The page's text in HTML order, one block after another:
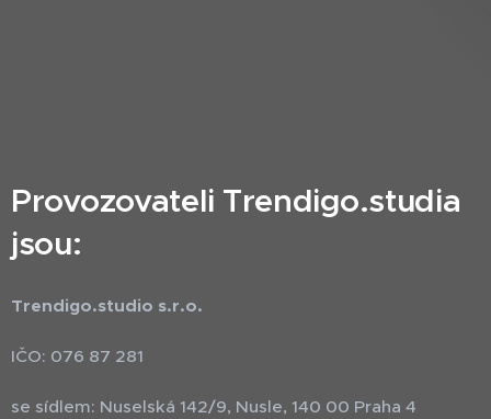
Provozovateli Trendigo.studia
jsou:
Trendigo.studio s.r.o.
IČO: 076 87 281
se sídlem: Nuselská 142/9, Nusle, 140 00 Praha 4